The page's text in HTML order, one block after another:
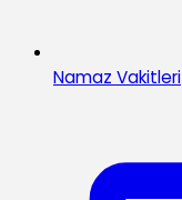
Namaz Vakitleri